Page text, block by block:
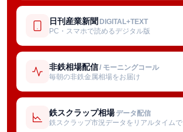
日刊産業新聞 DIGITAL+TEXT
PC・スマホで読めるデジタル版
非鉄相場配信/ モーニングコール
毎朝の非鉄金属相場をお届け
鉄スクラップ相場 データ配信
鉄スクラップ市況データをリアルタイムで